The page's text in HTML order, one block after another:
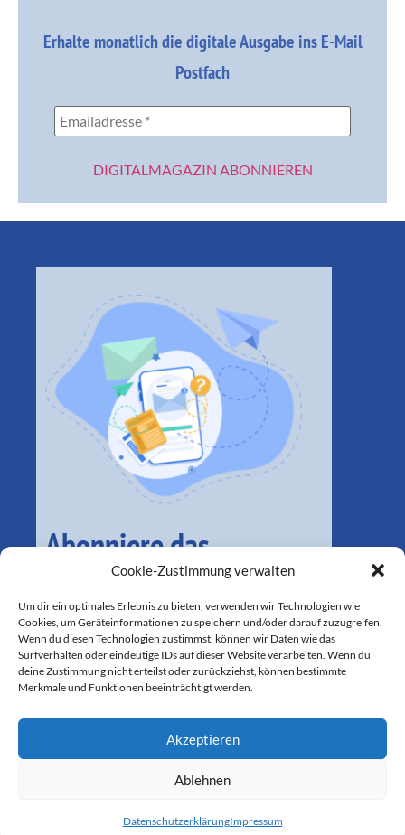
Cookie-Zustimmung verwalten
Um dir ein optimales Erlebnis zu bieten, verwenden wir Technologien wie
Cookies, um Geräteinformationen zu speichern und/oder darauf zuzugreifen.
Wenn du diesen Technologien zustimmst, können wir Daten wie das
Surfverhalten oder eindeutige IDs auf dieser Website verarbeiten. Wenn du
deine Zustimmung nicht erteilst oder zurückziehst, können bestimmte
Merkmale und Funktionen beeinträchtigt werden.
Akzeptieren
Ablehnen
DatenschutzerklärungImpressum
Erhalte monatlich die digitale Ausgabe ins E-Mail
Postfach
Abonniere das
monatliche Magazin